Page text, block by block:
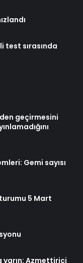
test sırasında
geçirmesini
Gemi sayısı
5 Mart
yarın: Azmettirici